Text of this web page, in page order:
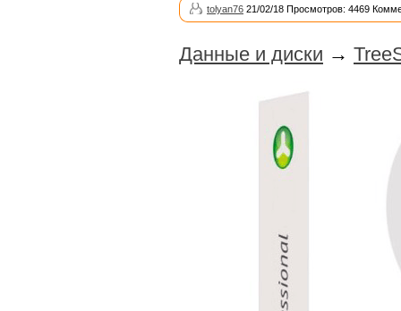
tolyan76 21/02/18 Просмотров: 4469
Данные и диски →